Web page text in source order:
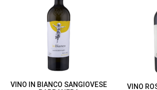
VINO IN BIANCO SANGIOVESE
VINO